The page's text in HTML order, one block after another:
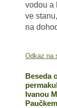
vodou a
ve
na
Odkaz na
Beseda
Ivanou
Paučkem